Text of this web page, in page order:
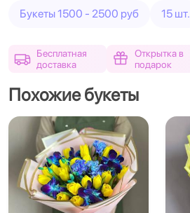
Букеты 1500 - 2500 руб 15 шт.
Бесплатная
доставка
Открытка в
подарок
Похожие букеты